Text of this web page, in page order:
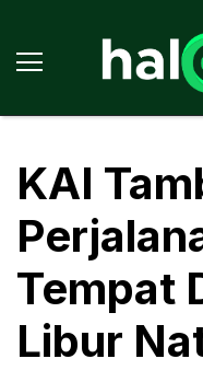
KAI
Tempat
Libur